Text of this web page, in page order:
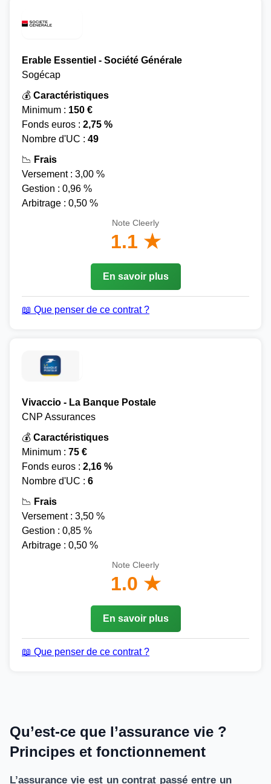
Erable Essentiel - Société Générale
Sogécap
💰 Caractéristiques
Minimum : 150 €
Fonds euros : 2,75 %
Nombre d'UC : 49
📉 Frais
Versement : 3,00 %
Gestion : 0,96 %
Arbitrage : 0,50 %
Note Cleerly
1.1 ★
En savoir plus
📖 Que penser de ce contrat ?
Vivaccio - La Banque Postale
CNP Assurances
💰 Caractéristiques
Minimum : 75 €
Fonds euros : 2,16 %
Nombre d'UC : 6
📉 Frais
Versement : 3,50 %
Gestion : 0,85 %
Arbitrage : 0,50 %
Note Cleerly
1.0 ★
En savoir plus
📖 Que penser de ce contrat ?
Qu’est-ce que l’assurance vie ?
Principes et fonctionnement
L’assurance vie est un contrat passé entre un